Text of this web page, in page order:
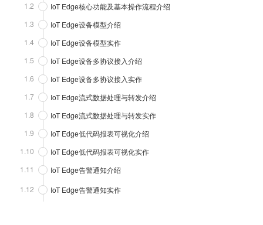
1.2
IoT Edge核心功能及基本操作流程介绍
1.3
IoT Edge设备模型介绍
1.4
IoT Edge设备模型实作
1.5
IoT Edge设备多协议接入介绍
1.6
IoT Edge设备多协议接入实作
1.7
IoT Edge流式数据处理与转发介绍
1.8
IoT Edge流式数据处理与转发实作
1.9
IoT Edge低代码报表可视化介绍
1.10
IoT Edge低代码报表可视化实作
1.11
IoT Edge告警通知介绍
1.12
IoT Edge告警通知实作